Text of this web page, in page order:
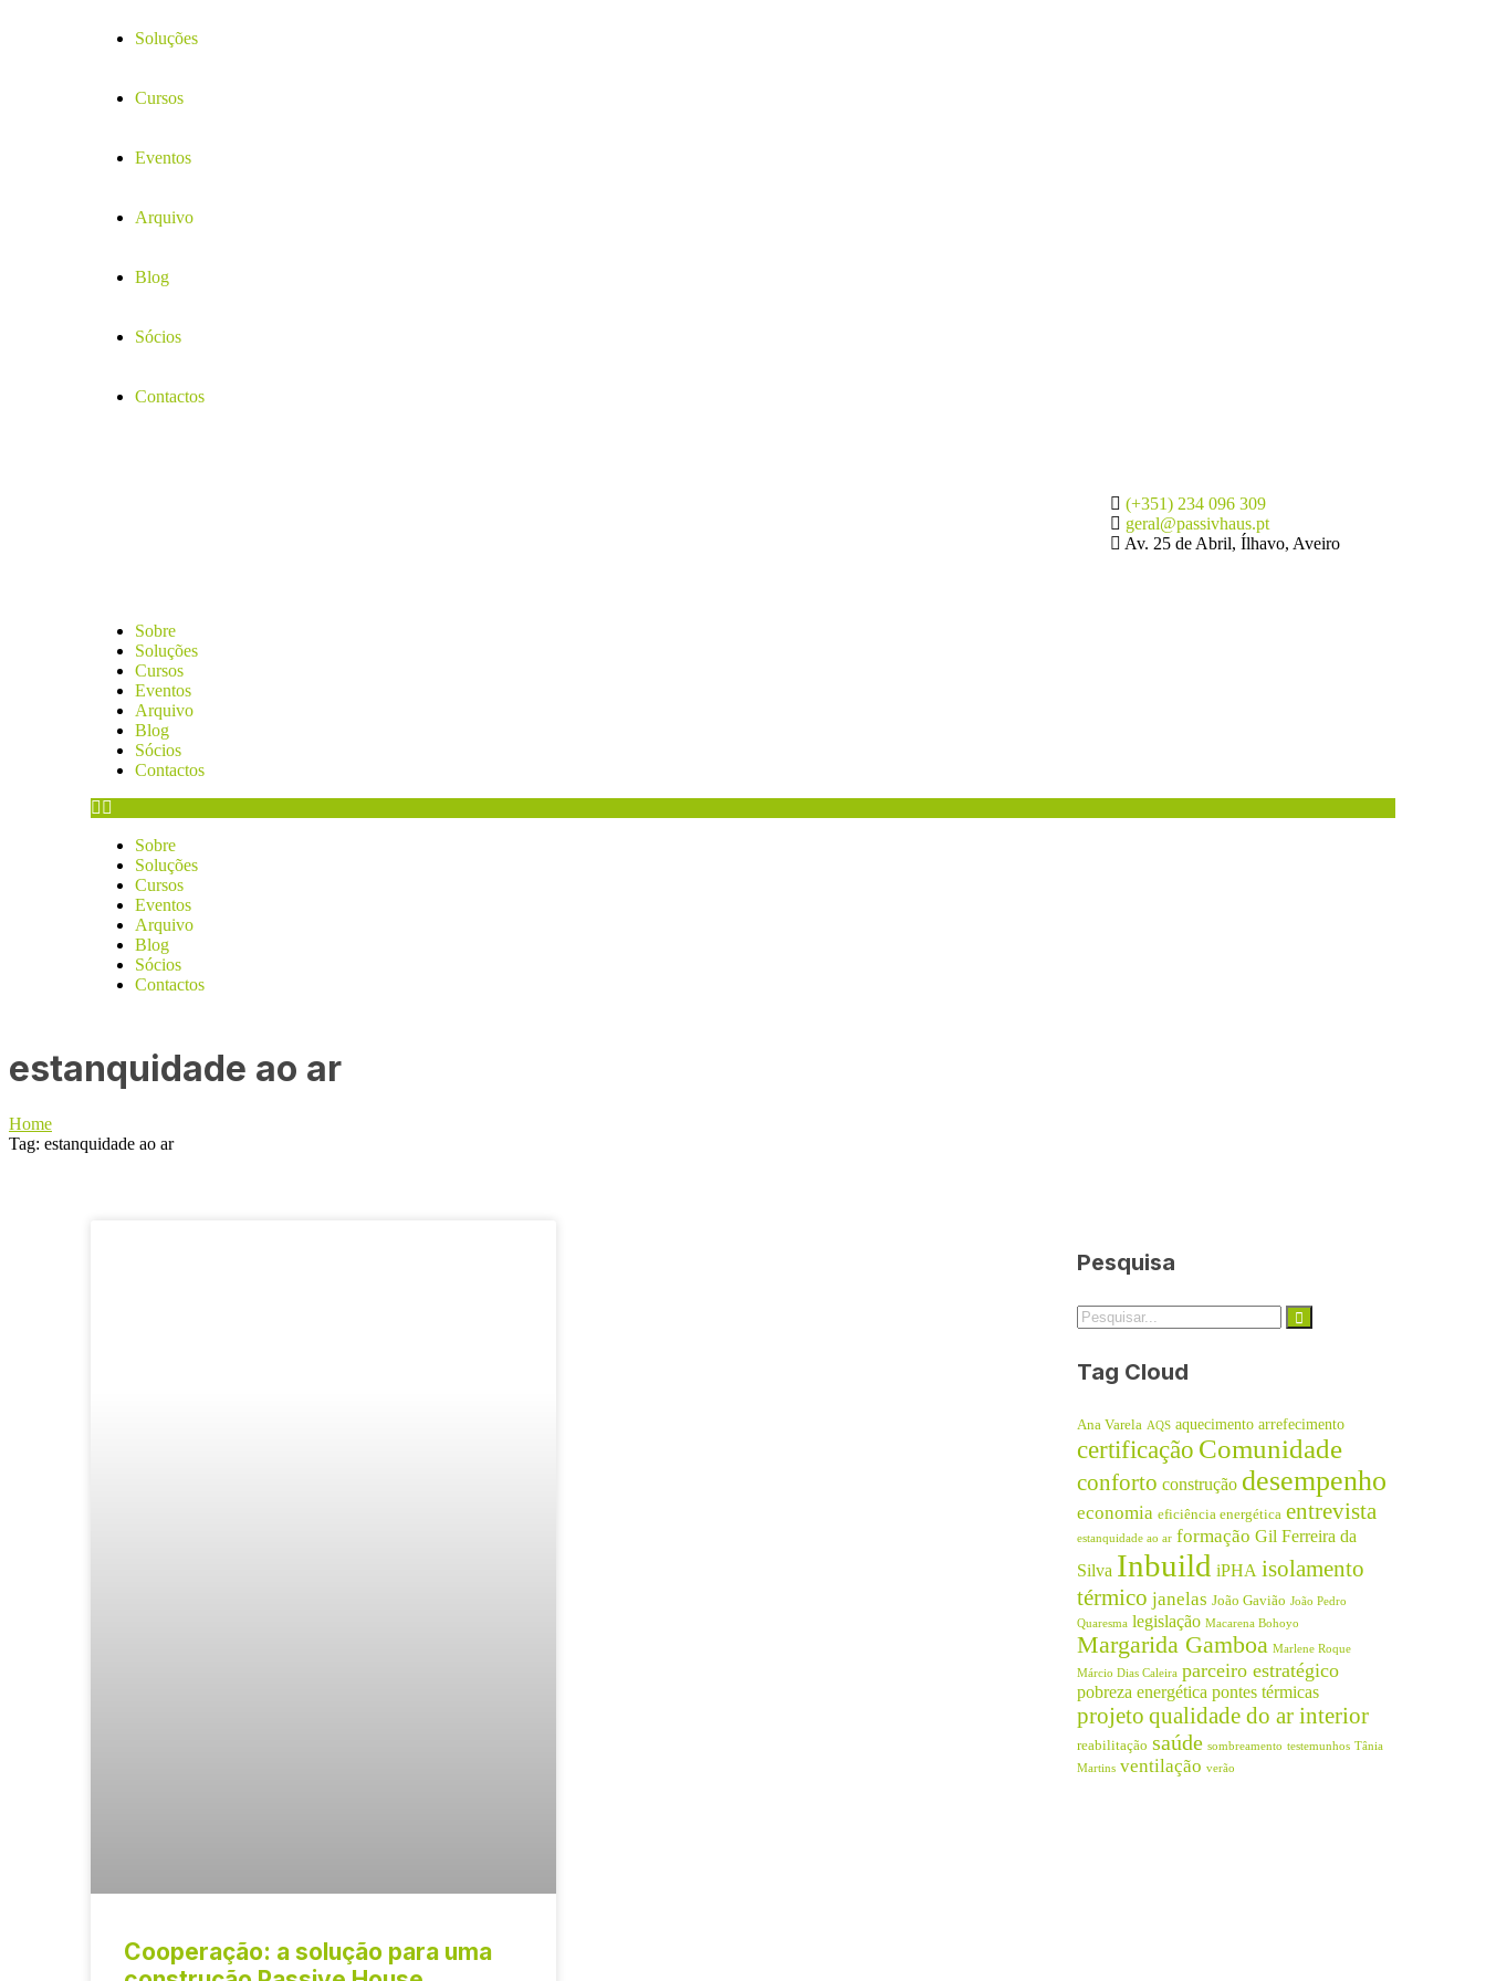
Soluções
Cursos
Eventos
Arquivo
Blog
Sócios
Contactos
(+351) 234 096 309
geral@passivhaus.pt
Av. 25 de Abril, Ílhavo, Aveiro
Sobre
Soluções
Cursos
Eventos
Arquivo
Blog
Sócios
Contactos
Sobre
Soluções
Cursos
Eventos
Arquivo
Blog
Sócios
Contactos
estanquidade ao ar
Home
Tag: estanquidade ao ar
Cooperação: a solução para uma
Pesquisa
Tag Cloud
Ana Varela AQS aquecimento arrefecimento
certificação Comunidade
conforto construção desempenho
economia eficiência energética entrevista
estanquidade ao ar formação Gil Ferreira da
Silva Inbuild iPHA isolamento
térmico janelas João Gavião João Pedro
Quaresma legislação Macarena Bohoyo
Margarida Gamboa Marlene Roque
Márcio Dias Caleira parceiro estratégico
pobreza energética pontes térmicas
projeto qualidade do ar interior
reabilitação saúde sombreamento testemunhos Tânia
Martins ventilação verão